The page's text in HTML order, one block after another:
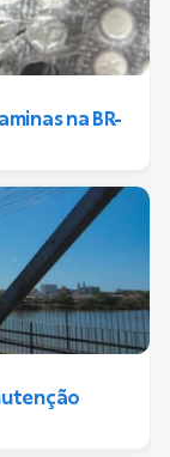
na BR-